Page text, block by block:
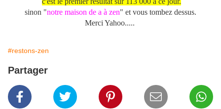
sinon "notre maison de a à zen" et vous tombez dessus.
Merci Yahoo.....
#restons-zen
Partager